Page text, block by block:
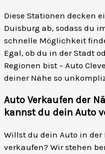
Diese Stationen decken
Duisburg ab, sodass du
schnelle Möglichkeit
Egal, ob du in der Stadt
Regionen bist – Auto
deiner Nähe so
Auto Verkaufen der
kannst du dein Auto
Willst du dein Auto in der
verkaufen? Wir stehen